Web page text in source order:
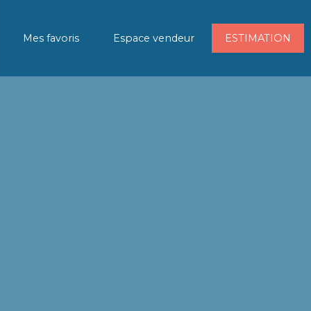
Mes favoris Espace vendeur ESTIMATION